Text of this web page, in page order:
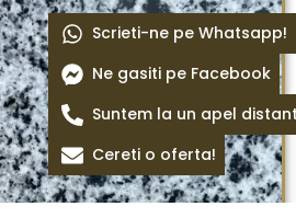
Scrieti-ne pe Whatsapp!
Ne gasiti pe Facebook
Suntem la un apel
Cereti o oferta!